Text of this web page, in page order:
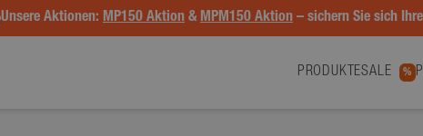
Unsere Aktionen: MP150 Aktion & MPM150 Aktion – sichern Sie sich
PRODUKTESALE %